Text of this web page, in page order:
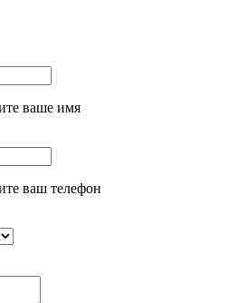
ваше имя
ваш телефон